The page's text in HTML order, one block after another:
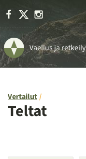
Facebook Instagram
Vaellus ja retkeily
Vertailut
Teltat